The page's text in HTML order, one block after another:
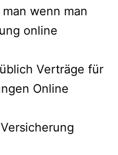
wenn man
online
Verträge für
Online